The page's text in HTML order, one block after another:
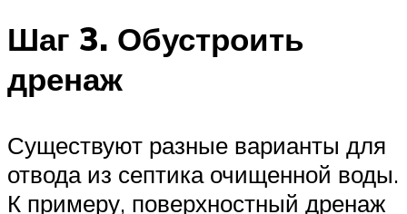
Шаг 3. Обустроить
дренаж
Существуют разные варианты для
отвода из септика очищенной воды.
К примеру, поверхностный дренаж